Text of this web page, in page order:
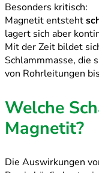
Besonders kritisch:
Magnetit entsteht
lagert sich aber
Mit der Zeit bildet
Schlammmasse, die
von Rohrleitungen
Welche
Magnetit?
Die Auswirkungen